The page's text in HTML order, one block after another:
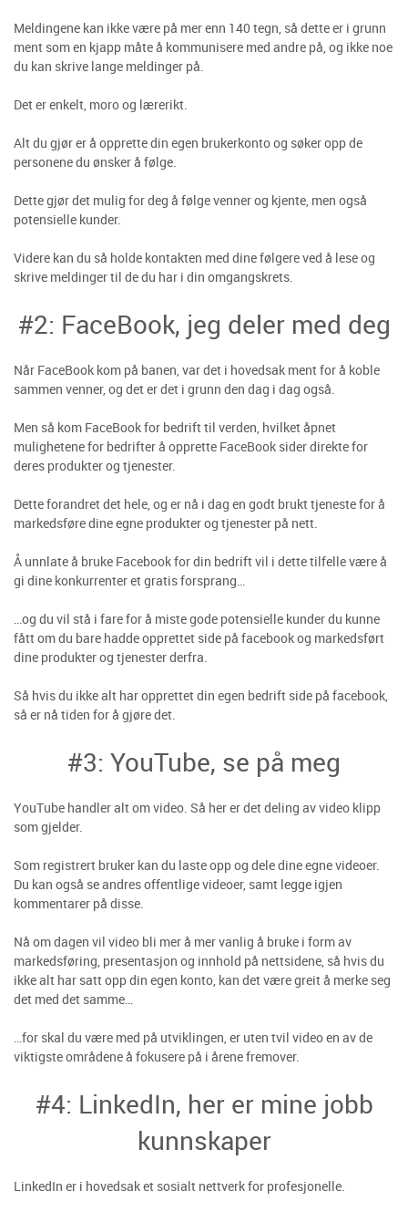
Meldingene kan ikke være på mer enn 140 tegn, så dette er i grunn
ment som en kjapp måte å kommunisere med andre på, og ikke noe
du kan skrive lange meldinger på.
Det er enkelt, moro og lærerikt.
Alt du gjør er å opprette din egen brukerkonto og søker opp de
personene du ønsker å følge.
Dette gjør det mulig for deg å følge venner og kjente, men også
potensielle kunder.
Videre kan du så holde kontakten med dine følgere ved å lese og
skrive meldinger til de du har i din omgangskrets.
#2: FaceBook, jeg deler med deg
Når FaceBook kom på banen, var det i hovedsak ment for å koble
sammen venner, og det er det i grunn den dag i dag også.
Men så kom FaceBook for bedrift til verden, hvilket åpnet
mulighetene for bedrifter å opprette FaceBook sider direkte for
deres produkter og tjenester.
Dette forandret det hele, og er nå i dag en godt brukt tjeneste for å
markedsføre dine egne produkter og tjenester på nett.
Å unnlate å bruke Facebook for din bedrift vil i dette tilfelle være å
gi dine konkurrenter et gratis forsprang…
…og du vil stå i fare for å miste gode potensielle kunder du kunne
fått om du bare hadde opprettet side på facebook og markedsført
dine produkter og tjenester derfra.
Så hvis du ikke alt har opprettet din egen bedrift side på facebook,
så er nå tiden for å gjøre det.
#3: YouTube, se på meg
YouTube handler alt om video. Så her er det deling av video klipp
som gjelder.
Som registrert bruker kan du laste opp og dele dine egne videoer.
Du kan også se andres offentlige videoer, samt legge igjen
kommentarer på disse.
Nå om dagen vil video bli mer å mer vanlig å bruke i form av
markedsføring, presentasjon og innhold på nettsidene, så hvis du
ikke alt har satt opp din egen konto, kan det være greit å merke seg
det med det samme…
…for skal du være med på utviklingen, er uten tvil video en av de
viktigste områdene å fokusere på i årene fremover.
#4: LinkedIn, her er mine jobb
kunnskaper
LinkedIn er i hovedsak et sosialt nettverk for profesjonelle.